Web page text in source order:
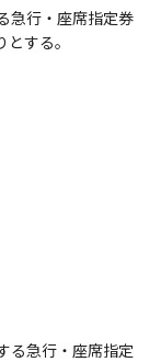
急行・座席指定券
する。
る急行・座席指定